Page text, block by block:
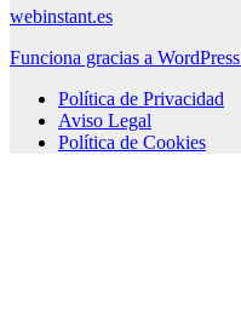
webinstant.es
Funciona gracias a WordPress
Política de Privacidad
Aviso Legal
Política de Cookies